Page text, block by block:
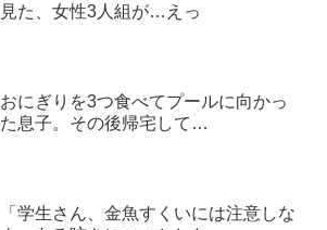
見た、女性3人組が…えっ
おにぎりを3つ食べてプールに向かっ
た息子。その後帰宅して…
「学生さん、金魚すくいには注意しな